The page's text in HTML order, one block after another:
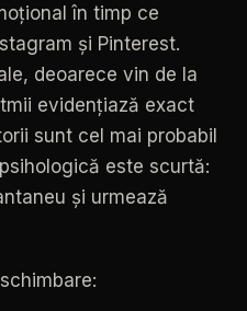
în timp ce
și Pinterest.
deoarece vin de la
evidențiază exact
sunt cel mai probabil
psihologică este scurtă:
și urmează
schimbare: